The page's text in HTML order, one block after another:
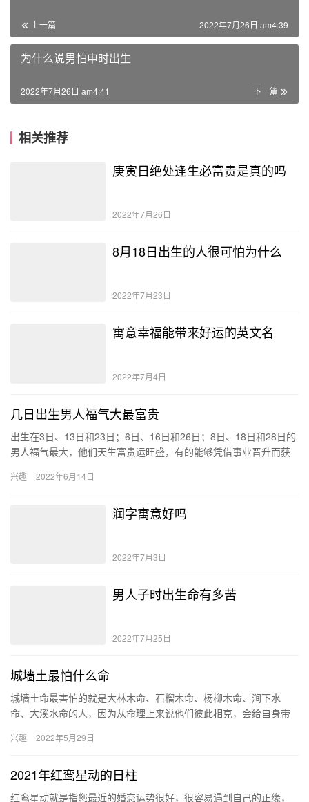
上一篇 2022年7月26日 am4:39
为什么说男怕申时出生
下一篇
2022年7月26日 am4:41
相关推荐
庚寅日绝处逢生必富贵是真的吗
2022年7月26日
8月18日出生的人很可怕为什么
2022年7月23日
寓意幸福能带来好运的英文名
2022年7月4日
几日出生男人福气大最富贵
出生在3日、13日和23日；6日、16日和26日；8日、18日和28日的
男人福气最大，他们天生富贵运旺盛，有的能够凭借事业晋升而获
兴趣 2022年6月14日
润字寓意好吗
2022年7月3日
男人子时出生命有多苦
2022年7月25日
城墙土最怕什么命
城墙土命最害怕的就是大林木命、石榴木命、杨柳木命、涧下水
命、大溪水命的人，因为从命理上来说他们彼此相克，会给自身带
土命的…
兴趣 2022年5月29日
2021年红鸾星动的日柱
红鸾星动就是指您最近的婚恋运势很好，很容易遇到自己的正缘，